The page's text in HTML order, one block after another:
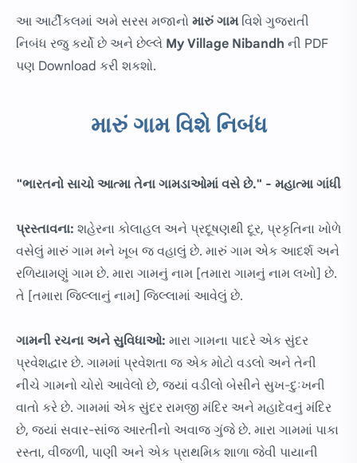
આ આર્ટીકલમાં અમે સરસ મજાનો મારું ગામવિશે ગુજરાતી
નિબંધ રજુ કર્યો છે અને છેલ્લે My Village Nibandh ની PDF
પણ Download કરી શકશો.
મારું ગામ વિશે નિબંધ
"ભારતનો સાચો આત્મા તેના ગામડાઓમાં વસે છે." - મહાત્મા ગાંધી
પ્રસ્તાવના: શહેરના કોલાહલ અને પ્રદૂષણથી દૂર, પ્રકૃતિના ખોળે
વસેલું મારું ગામ મને ખૂબ જ વહાલું છે. મારું ગામ એક આદર્શ અને
રળિયામણું ગામ છે. મારા ગામનું નામ [તમારા ગામનું નામ લખો] છે.
તે [તમારા જિલ્લાનું નામ] જિલ્લામાં આવેલું છે.
ગામની રચના અને સુવિધાઓ: મારા ગામના પાદરે એક સુંદર
પ્રવેશદ્વાર છે. ગામમાં પ્રવેશતા જ એક મોટો વડલો અને તેની
નીચે ગામનો ચોરો આવેલો છે, જ્યાં વડીલો બેસીને સુખ-દુઃખની
વાતો કરે છે. ગામમાં એક સુંદર રામજી મંદિર અને મહાદેવનું મંદિર
છે, જ્યાં સવાર-સાંજ આરતીનો અવાજ ગુંજે છે. મારા ગામમાં પાકા
રસ્તા, વીજળી, પાણી અને એક પ્રાથમિક શાળા જેવી પાયાની